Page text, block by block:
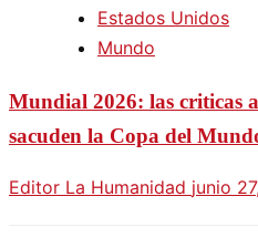
Estados Unidos
Mundo
Mundial 2026: las criticas
sacuden la Copa del
Editor La Humanidad junio